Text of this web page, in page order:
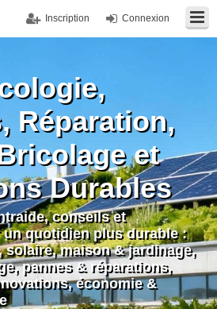
Connexion
Inscription
Réparation,
et
Durables
conseils et
quotidien plus durable :
solaire, maison & jardinage,
pannes & réparations,
économie &